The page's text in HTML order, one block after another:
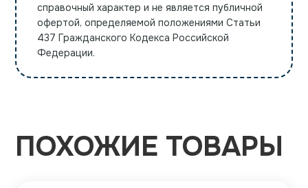
справочный характер и не является публичной
офертой, определяемой положениями Статьи
437 Гражданского Кодекса Российской
Федерации.
ПОХОЖИЕ ТОВАРЫ